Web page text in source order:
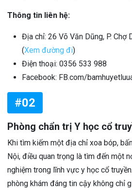
Thông tin liên hệ:
Địa chỉ: 26 Võ Văn Dũng, P. Chợ
(Xem đường đi)
Điện thoại: 0356 533 988
Facebook: FB.com/
#02
Phòng chẩn trị Y học cổ
Khi tìm kiếm một địa chỉ xoa bóp,
Nội, điều quan trọng là tìm đến một
nghiệm trong lĩnh vực y học cổ
phòng khám đáng tin cậy không chỉ